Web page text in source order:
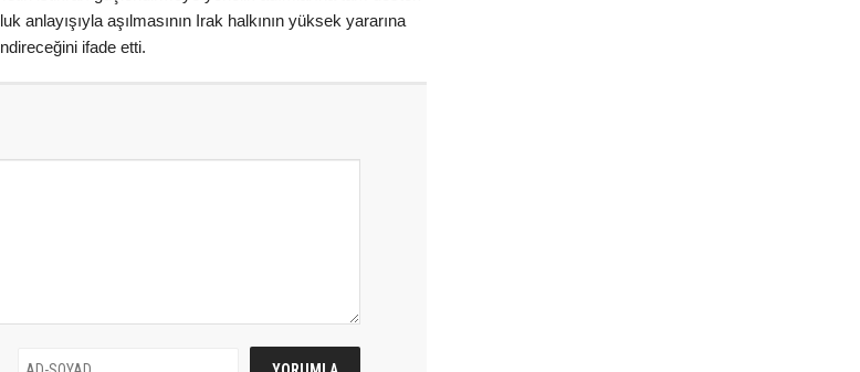
aşılmasının Irak halkının yüksek yararına
ifade etti.